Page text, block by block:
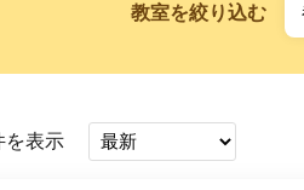
教室を絞り込む
を表示